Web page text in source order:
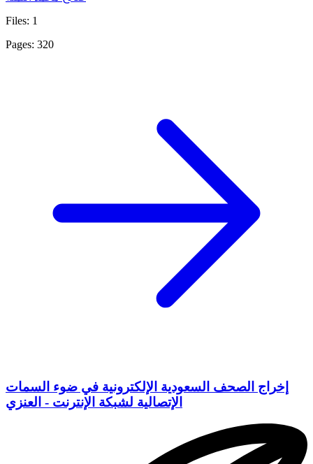
Files: 1
Pages: 320
إخراج الصحف السعودية الإلكترونية في ضوء السمات
الإتصالية لشبكة الإنترنت - العنزي